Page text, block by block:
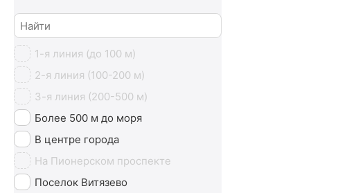
1-я линия (до 100 м)
2-я линия (100-200 м)
3-я линия (200-500 м)
Более 500 м до моря
В центре города
На Пионерском проспекте
Поселок Витязево